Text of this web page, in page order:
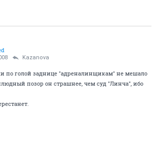
Kazanova
по голой заднице "адреналинщикам" не мешало
позор он страшнее, чем суд "Линча", ибо